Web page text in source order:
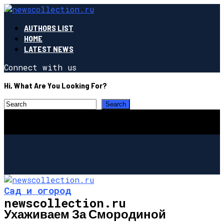
AUTHORS LIST
HOME
LATEST NEWS
Connect with us
Hi, What Are You Looking For?
newscollection.ru
Сад и огород
Ухаживаем За Смородиной